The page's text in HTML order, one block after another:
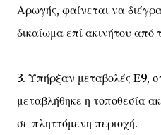
Αρωγής, φαίνεται να
δικαίωμα επί ακινήτου από
3. Υπήρξαν μεταβολές Ε9,
μεταβλήθηκε η τοποθεσία
σε πληττόμενη περιοχή.